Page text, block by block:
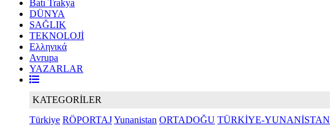
Batı Trakya
DÜNYA
SAĞLIK
TEKNOLOJİ
Ελληνικά
Avrupa
YAZARLAR
KATEGORİLER
Türkiye RÖPORTAJYunanistan ORTADOĞU TÜRKİYE-YUNANİSTAN